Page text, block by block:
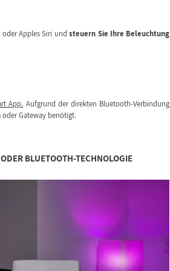
oder Apples Siri undsteuern Sie Ihre Beleuchtung
App. Aufgrund der direkten Bluetooth-Verbindung
Gateway benötigt.
BLUETOOTH-TECHNOLOGIE